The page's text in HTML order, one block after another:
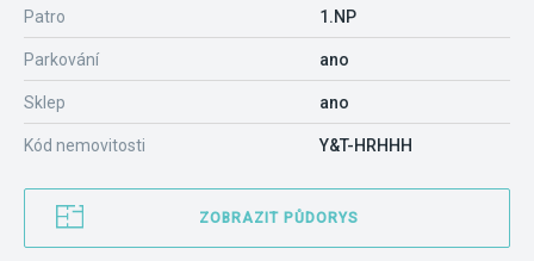
Patro 1.NP
Parkování ano
Sklep ano
Kód nemovitosti Y&T-HRHHH
ZOBRAZIT PŮDORYS